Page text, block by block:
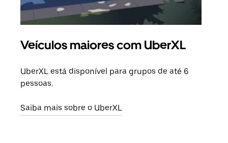
Veículos maiores com UberXL
UberXL está disponível para grupos de até 6
pessoas.
Saiba mais sobre o UberXL